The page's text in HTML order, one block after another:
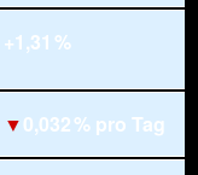
+1,31 %
▼0,032 % pro Tag